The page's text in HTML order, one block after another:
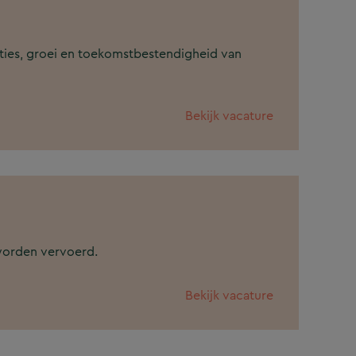
groei en toekomstbestendigheid van
Bekijk vacature
vervoerd.
Bekijk vacature